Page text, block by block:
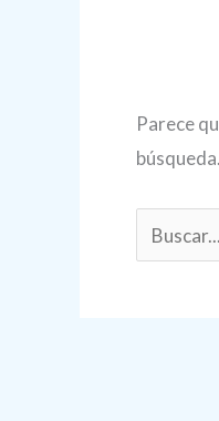
Parece
búsqueda.
Buscar
por: